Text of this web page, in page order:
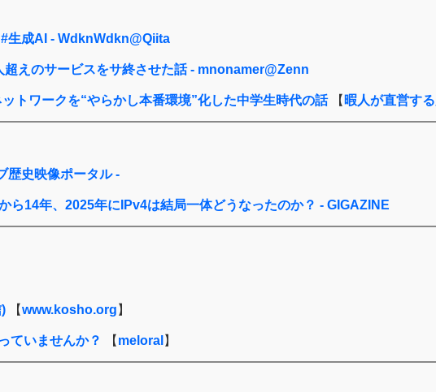
生成AI - WdknWdkn@Qiita
えのサービスをサ終させた話 - mnonamer@Zenn
トワークを“やらかし本番環境”化した中学生時代の話【 暇人が直営す
歴史映像ポータル -
ら14年、2025年にIPv4は結局一体どうなったのか？ - GIGAZINE
【www.kosho.org 】
ていませんか？ 【 meloral 】